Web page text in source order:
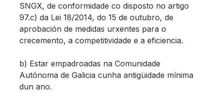
SNGX, de conformidade co disposto no artigo
97.c) da Lei 18/2014, do 15 de outubro, de
aprobación de medidas urxentes para o
crecemento, a competitividade e a eficiencia.
b) Estar empadroadas na Comunidade
Autónoma de Galicia cunha antigüidade mínima
dun ano.